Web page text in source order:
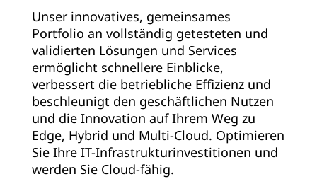
Unser innovatives, gemeinsames
Portfolio an vollständig getesteten und
validierten Lösungen und Services
ermöglicht schnellere Einblicke,
verbessert die betriebliche Effizienz und
beschleunigt den geschäftlichen Nutzen
und die Innovation auf Ihrem Weg zu
Edge, Hybrid und Multi-Cloud. Optimieren
Sie Ihre IT-Infrastrukturinvestitionen und
werden Sie Cloud-fähig.